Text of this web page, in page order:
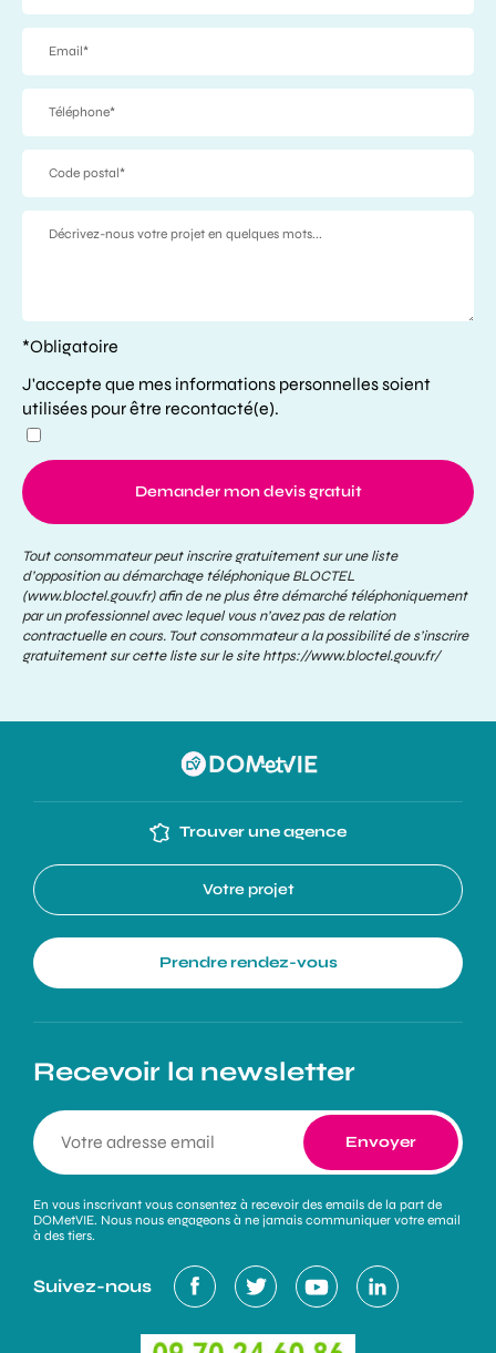
*Obligatoire
J'accepte que mes informations personnelles soient
utilisées pour être recontacté(e).
Demander mon devis gratuit
Tout consommateur peut inscrire gratuitement sur une liste
d’opposition au démarchage téléphonique BLOCTEL
(www.bloctel.gouv.fr) afin de ne plus être démarché téléphoniquement
par un professionnel avec lequel vous n’avez pas de relation
contractuelle en cours. Tout consommateur a la possibilité de s’inscrire
gratuitement sur cette liste sur le sitehttps://www.bloctel.gouv.fr/
Trouver une agence
Votre projet
Prendre rendez-vous
Recevoir la newsletter
En vous inscrivant vous consentez à recevoir des emails de la part de
DOMetVIE. Nous nous engageons à ne jamais communiquer votre email
à des tiers.
Suivez-nous